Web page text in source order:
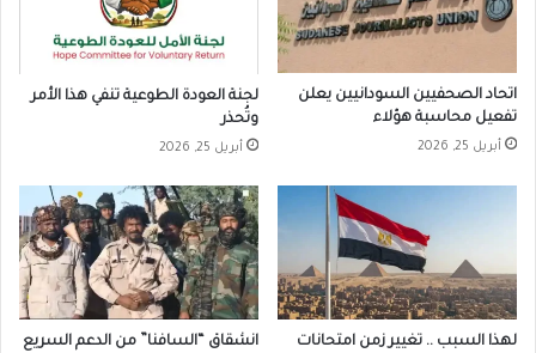
اتحاد الصحفيين السودانيين يعلن
تفعيل محاسبة هؤلاء
أبريل 25, 2026
لجنة العودة الطوعية تنفي هذا الأمر
وتُحذر
أبريل 25, 2026
لهذا السبب .. تغيير زمن امتحانات
انشقاق “السافنا” من الدعم السريع